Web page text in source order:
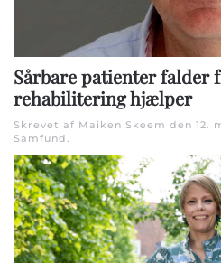
Sårbare patienter falder
rehabilitering hjælper
Skrevet af Maiken Skeem den 12.
Samfund.